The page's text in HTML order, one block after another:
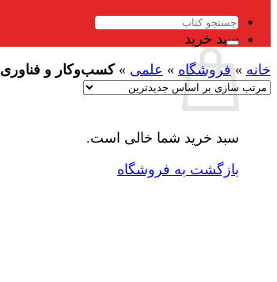
سبد خرید
سبد خرید شما خالی است.
بازگشت به فروشگاه
جستجو
برای:
خانه » فروشگاه » علمی » کسب‌وکار و فناوری